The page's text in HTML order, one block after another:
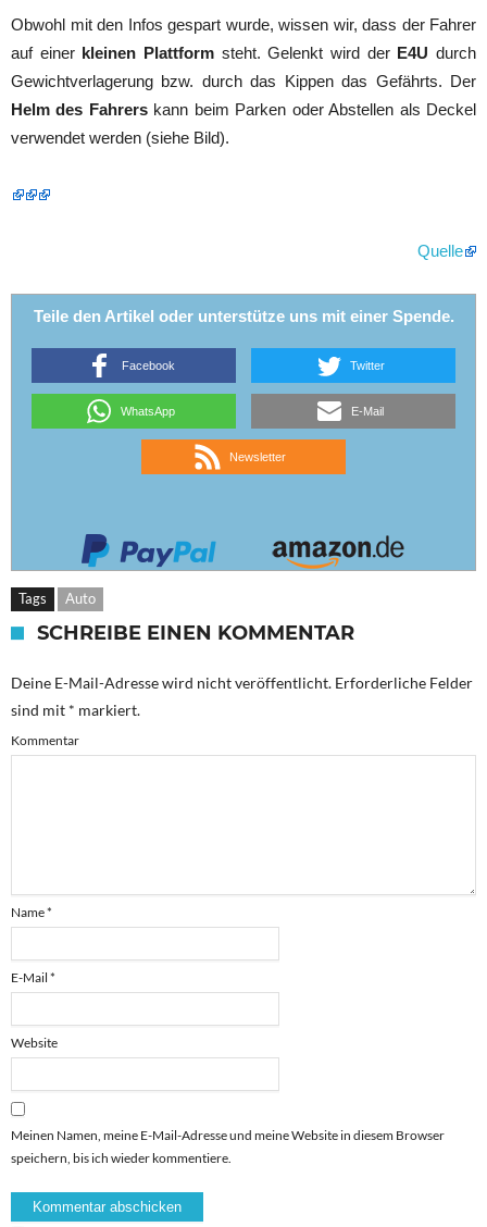
Obwohl mit den Infos gespart wurde, wissen wir, dass der Fahrer
auf einer kleinen Plattform steht. Gelenkt wird der E4U durch
Gewichtverlagerung bzw. durch das Kippen das Gefährts. Der
Helm des Fahrerskann beim Parken oder Abstellen als Deckel
verwendet werden (siehe Bild).
Quelle
Teile den Artikel oder unterstütze uns mit einer Spende.
Facebook Twitter
WhatsApp E-Mail
Newsletter
Tags Auto
SCHREIBE EINEN KOMMENTAR
Deine E-Mail-Adresse wird nicht veröffentlicht. Erforderliche Felder
sind mit * markiert.
Kommentar
Name*
E-Mail *
Website
Meinen Namen, meine E-Mail-Adresse und meine Website in diesem Browser
speichern, bis ich wieder kommentiere.